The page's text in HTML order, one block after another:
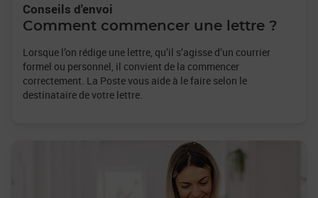
Conseils d'envoi
Comment commencer une lettre ?
Lorsque l’on rédige une lettre, qu’il s’agisse d’un courrier
formel ou personnel, il convient de la commencer
correctement. La Poste vous aide à le faire selon le
destinataire de votre lettre.